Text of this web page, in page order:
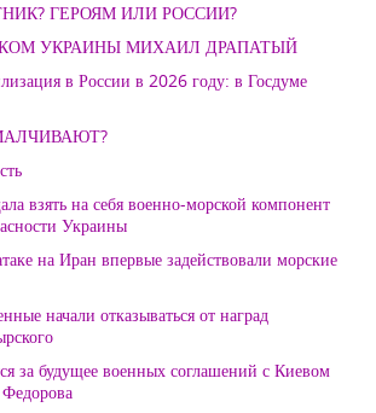
ГЕРОЯМ ИЛИ РОССИИ?
УКРАИНЫ МИХАИЛ ДРАПАТЫЙ
в России в 2026 году: в Госдуме
взять на себя военно-морской компонент
Украины
на Иран впервые задействовали морские
начали отказываться от наград
за будущее военных соглашений с Киевом
Федорова